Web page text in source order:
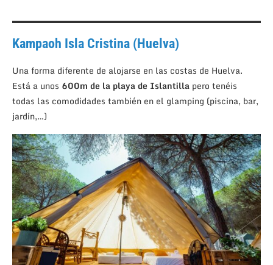
Kampaoh Isla Cristina (Huelva)
Una forma diferente de alojarse en las costas de Huelva.
Está a unos 600m de la playa de Islantilla pero tenéis
todas las comodidades también en el glamping (piscina, bar,
jardín,…)